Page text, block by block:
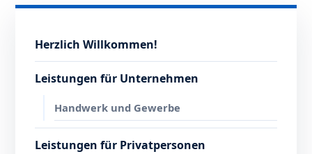
Herzlich Willkommen!
Leistungen für Unternehmen
Handwerk und Gewerbe
Leistungen für Privatpersonen